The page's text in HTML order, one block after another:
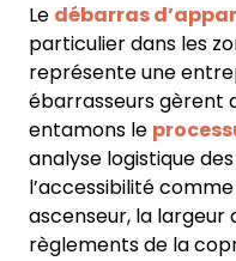
Le débarras
particulier dans les
représente une
ébarrasseurs gèrent
entamons le
analyse logistique
l’accessibilité comme
ascenseur, la largeur
règlements de la